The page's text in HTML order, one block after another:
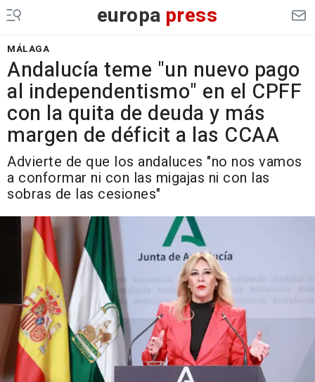
europa press
MÁLAGA
Andalucía teme "un nuevo pago
al independentismo" en el CPFF
con la quita de deuda y más
margen de déficit a las CCAA
Advierte de que los andaluces "no nos vamos
a conformar ni con las migajas ni con las
sobras de las cesiones"